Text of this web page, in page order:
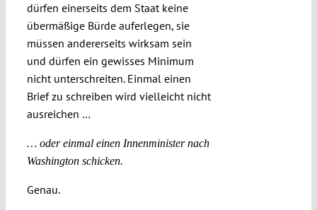
dürfen einerseits dem Staat keine
übermäßige Bürde auferlegen, sie
müssen andererseits wirksam sein
und dürfen ein gewisses Minimum
nicht unterschreiten. Einmal einen
Brief zu schreiben wird vielleicht nicht
ausreichen …
… oder einmal einen Innenminister nach
Washington schicken.
Genau.